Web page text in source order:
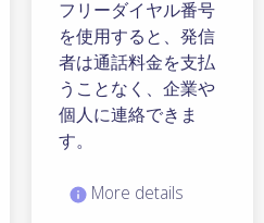
フリーダイヤル番号
を使用すると、発信
者は通話料金を支払
うことなく、企業や
個人に連絡できま
す。
More details